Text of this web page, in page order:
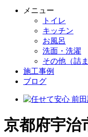
メニュー
トイレ
キッチン
お風呂
洗面・洗濯
その他（詰
施工事例
ブログ
京都府宇治